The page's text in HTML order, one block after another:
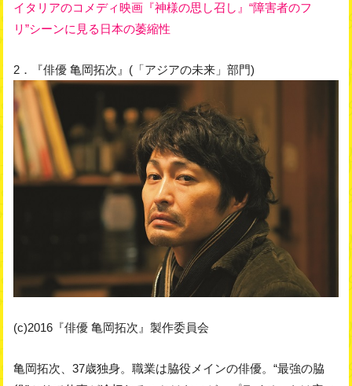
イタリアのコメディ映画『神様の思し召し』“障害者のフ
リ”シーンに見る日本の萎縮性
2．『俳優 亀岡拓次』(「アジアの未来」部門)
(c)2016『俳優 亀岡拓次』製作委員会
亀岡拓次、37歳独身。職業は脇役メインの俳優。“最強の脇